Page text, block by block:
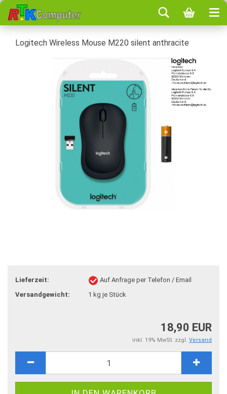
Logitech Wireless Mouse M220 silent anthracite
Lieferzeit:
Auf Anfrage per Telefon / Email
Versandgewicht:
1 kg je Stück
18,90 EUR
inkl. 19% MwSt. zzgl. Versand